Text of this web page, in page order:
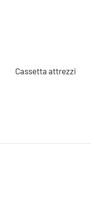
Cassetta attrezzi